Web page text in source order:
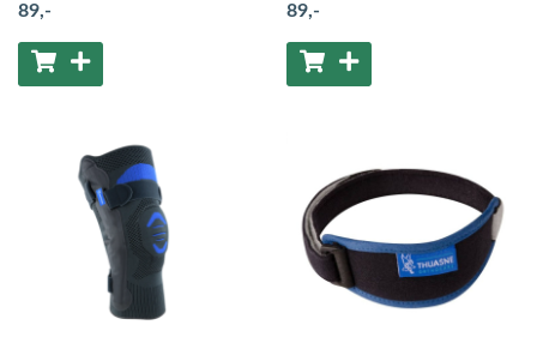
89,-
89,-